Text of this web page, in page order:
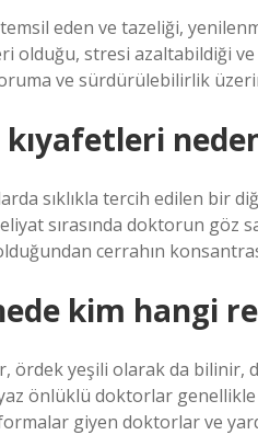
temsil eden ve tazeliği,
olduğu, stresi azaltabildiği ve
ve sürdürülebilirlik
sıklıkla tercih edilen bir
sırasında doktorun göz
cerrahın
kim hangi
ördek yeşili olarak da bilinir,
önlüklü doktorlar
giyen doktorlar ve